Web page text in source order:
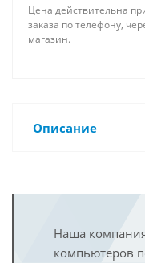
Цена действительна
заказа по телефону,
магазин.
Описание
Наша
компьютеров